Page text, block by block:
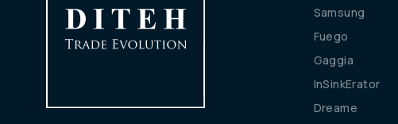
Samsung
Fuego
Gaggia
InSinkErator
Dreame